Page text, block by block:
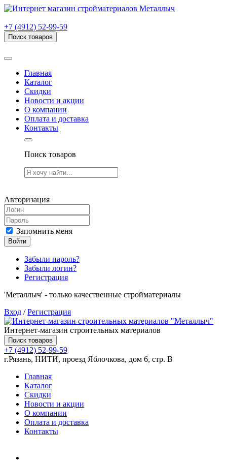
+7 (4912) 52-99-59
Поиск товаров
Главная
Каталог
Скидки
Новости и акции
О компании
Оплата и доставка
Контакты
Поиск товаров
Авторизация
Запомнить меня
Войти
Забыли пароль?
Забыли логин?
Регистрация
'Металлыч' - только качественные стройматериалы
Вход /Регистрация
Интернет-магазин строительных материалов
Поиск товаров
+7 (4912) 52-99-59
г.Рязань, НИТИ, проезд Яблочкова, дом 6, стр. В
Главная
Каталог
Скидки
Новости и акции
О компании
Оплата и доставка
Контакты